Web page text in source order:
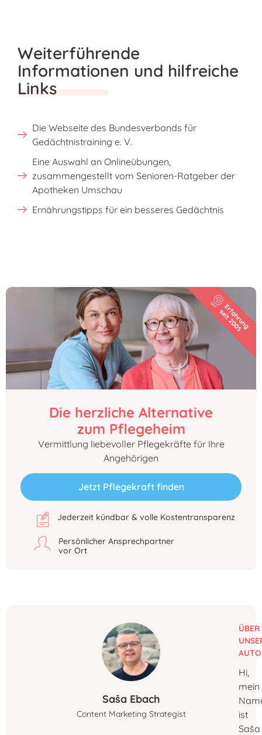
Weiterführende
Informationen und hilfreiche
Links
Die Webseite des Bundesverbands für
Gedächtnistraining e. V.
Eine Auswahl an Onlineübungen,
zusammengestellt vom Senioren-Ratgeber der
Apotheken Umschau
Ernährungstipps für ein besseres Gedächtnis
Die herzliche Alternative
zum Pflegeheim
Vermittlung liebevoller Pflegekräfte für Ihre
Angehörigen
Jetzt Pflegekraft finden
Jederzeit kündbar & volle Kostentransparenz
Persönlicher Ansprechpartner
vor Ort
Saša Ebach
Content Marketing Strategist
ÜBER
Hi,
mein
ist
Saša